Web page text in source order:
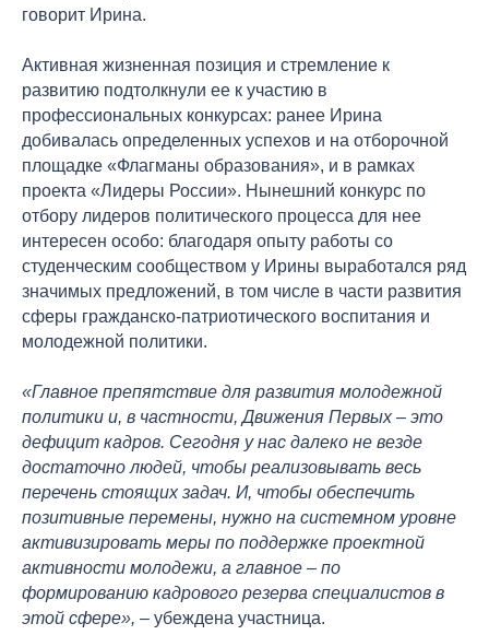
говорит Ирина.
Активная жизненная позиция и стремление к
развитию подтолкнули ее к участию в
профессиональных конкурсах: ранее Ирина
добивалась определенных успехов и на отборочной
площадке «Флагманы образования», и в рамках
проекта «Лидеры России». Нынешний конкурс по
отбору лидеров политического процесса для нее
интересен особо: благодаря опыту работы со
студенческим сообществом у Ирины выработался ряд
значимых предложений, в том числе в части развития
сферы гражданско-патриотического воспитания и
молодежной политики.
«Главное препятствие для развития молодежной
политики и, в частности, Движения Первых – это
дефицит кадров. Сегодня у нас далеко не везде
достаточно людей, чтобы реализовывать весь
перечень стоящих задач. И, чтобы обеспечить
позитивные перемены, нужно на системном уровне
активизировать меры по поддержке проектной
активности молодежи, а главное – по
формированию кадрового резерва специалистов в
этой сфере», – убеждена участница.